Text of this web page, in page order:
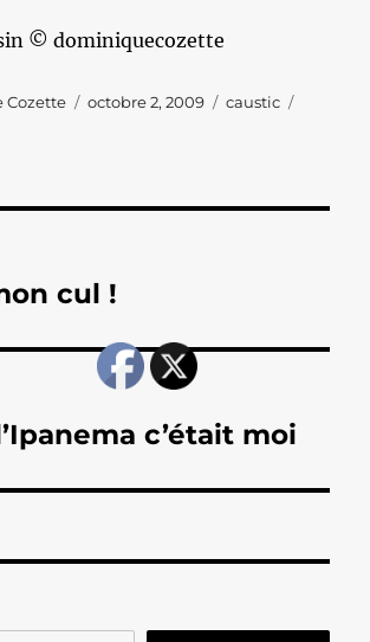
© dominiquecozette
Cozette
Publié
octobre 2, 2009 Catégories
caustic
cul !
c’était moi